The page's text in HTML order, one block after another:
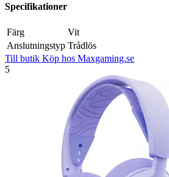
Specifikationer
Färg
Vit
Anslutningstyp Trådlös
Till butik Köp hos Maxgaming.se
5